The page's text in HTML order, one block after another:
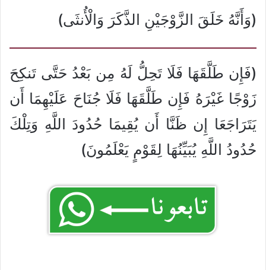
(وَأَنَّهُ خَلَقَ الزَّوْجَيْنِ الذَّكَرَ وَالْأُنثَى)
(فَإِن طَلَّقَهَا فَلَا تَحِلُّ لَهُ مِن بَعْدُ حَتَّى تَنكِحَ
زَوْجًا غَيْرَهُ فَإِن طَلَّقَهَا فَلَا جُنَاحَ عَلَيْهِمَا أَن
يَتَرَاجَعَا إِن ظَنَّا أَن يُقِيمَا حُدُودَ اللَّهِ وَتِلْكَ
حُدُودُ اللَّهِ يُبَيِّنُهَا لِقَوْمٍ يَعْلَمُونَ)